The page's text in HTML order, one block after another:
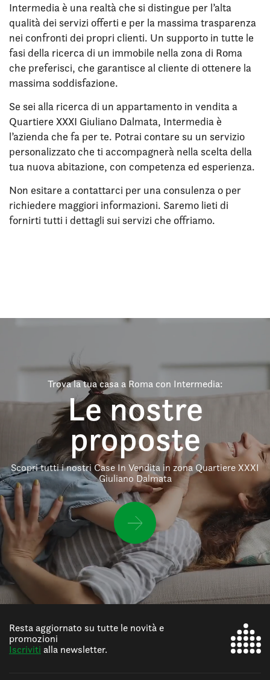
Intermedia è una realtà che si distingue per l’alta
qualità dei servizi offerti e per la massima trasparenza
nei confronti dei propri clienti. Un supporto in tutte le
fasi della ricerca di un immobile nella zona di Roma
che preferisci, che garantisce al cliente di ottenere la
massima soddisfazione.
Se sei alla ricerca di un appartamento in vendita a
Quartiere XXXI Giuliano Dalmata, Intermedia è
l’azienda che fa per te. Potrai contare su un servizio
personalizzato che ti accompagnerà nella scelta della
tua nuova abitazione, con competenza ed esperienza.
Non esitare a contattarci per una consulenza o per
richiedere maggiori informazioni. Saremo lieti di
fornirti tutti i dettagli sui servizi che offriamo.
Trova la tua casa a Roma con Intermedia:
Le nostre
proposte
Scopri tutti i nostri Case In Vendita in zona Quartiere XXXI
Giuliano Dalmata
Resta aggiornato su tutte le novità e
promozioni
Iscriviti alla newsletter.